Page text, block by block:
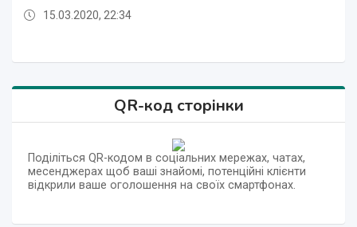
15.03.2020, 22:34
QR-код сторінки
Поділіться QR-кодом в соціальних мережах, чатах,
месенджерах щоб ваші знайомі, потенційні клієнти
відкрили ваше оголошення на своїх смартфонах.